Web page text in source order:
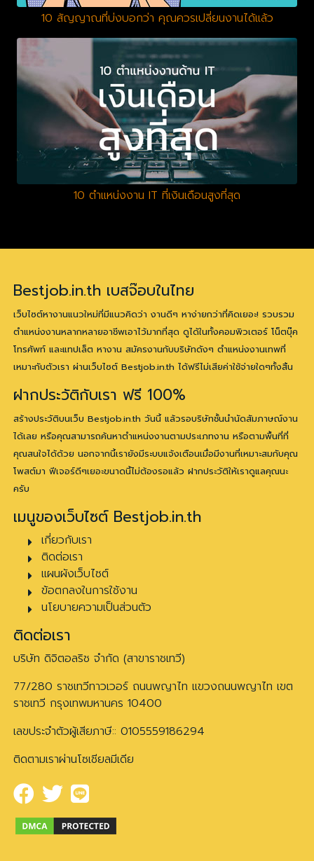
10 สัญญาณที่บ่งบอกว่า คุณควรเปลี่ยนงานได้แล้ว
10 ตำแหน่งงาน IT ที่เงินเดือนสูงที่สุด
Bestjob.in.th เบสจ๊อบในไทย
เว็บไซต์หางานแนวใหม่ที่มีแนวคิดว่า งานดีๆ หาง่ายกว่าที่คิดเยอะ! รวบรวม
ตำแหน่งงานหลากหลายอาชีพเอาไว้มากที่สุด ดูได้ในทั้งคอมพิวเตอร์ โน็ตบุ๊ค
โทรศัพท์ และแทปเล็ต หางาน สมัครงานกับบริษัทดังๆ ตำแหน่งงานเทพที่
เหมาะกับตัวเรา ผ่านเว็บไซต์ Bestjob.in.th ได้ฟรีไม่เสียค่าใช้จ่ายใดๆทั้งสิ้น
ฝากประวัติกับเรา ฟรี 100%
สร้างประวัติบนเว็บ Bestjob.in.th วันนี้ แล้วรอบริษัทชั้นนำนัดสัมภาษณ์งาน
ได้เลย หรือคุณสามารถค้นหาตำแหน่งงานตามประเภทงาน หรือตามพื้นที่ที่
คุณสนใจได้ด้วย นอกจากนี้เรายังมีระบบแจ้งเตือนเมื่อมีงานที่เหมาะสมกับคุณ
โพสต์มา ฟีเจอร์ดีๆเยอะขนาดนี้ไม่ต้องรอแล้ว ฝากประวัติให้เราดูแลคุณนะ
ครับ
เมนูของเว็บไซต์ Bestjob.in.th
เกี่ยวกับเรา
ติดต่อเรา
แผนผังเว็บไซต์
ข้อตกลงในการใช้งาน
นโยบายความเป็นส่วนตัว
ติดต่อเรา
บริษัท ดิจิตอลริช จำกัด (สาขาราชเทวี)
77/280 ราชเทวีทาวเวอร์ ถนนพญาไท แขวงถนนพญาไท เขต
ราชเทวี กรุงเทพมหานคร 10400
เลขประจำตัวผู้เสียภาษี:: 0105559186294
ติดตามเราผ่านโซเชียลมีเดีย